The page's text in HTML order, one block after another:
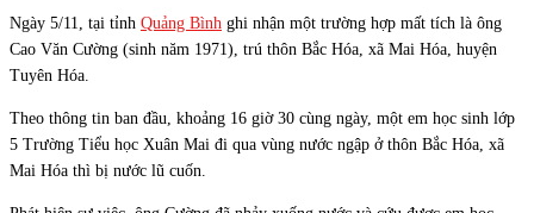
Ngày 5/11, tại tỉnh Quảng Bình ghi nhận một trường hợp mất tích là ông
Cao Văn Cường (sinh năm 1971), trú thôn Bắc Hóa, xã Mai Hóa, huyện
Tuyên Hóa.
Theo thông tin ban đầu, khoảng 16 giờ 30 cùng ngày, một em học sinh lớp
5 Trường Tiểu học Xuân Mai đi qua vùng nước ngập ở thôn Bắc Hóa, xã
Mai Hóa thì bị nước lũ cuốn.